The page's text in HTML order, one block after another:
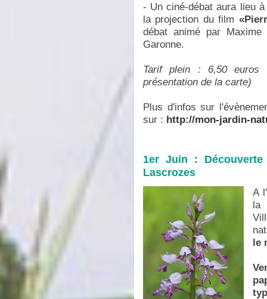
- Un ciné-débat aura lieu
la projection du film
débat animé par
Garonne.
Tarif plein : 6,50
présentation de la carte)
Plus d'infos sur
sur : http://mon-jardin-
1er Juin :
Lascrozes
A
la
le